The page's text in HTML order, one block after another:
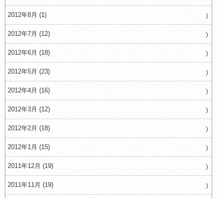
2012年8月 (1)
2012年7月 (12)
2012年6月 (18)
2012年5月 (23)
2012年4月 (16)
2012年3月 (12)
2012年2月 (18)
2012年1月 (15)
2011年12月 (19)
2011年11月 (19)